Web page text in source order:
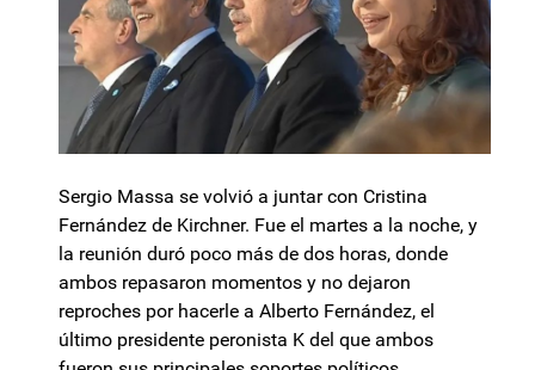
Sergio Massa se volvió a juntar con Cristina
Fernández de Kirchner. Fue el martes a la noche, y
la reunión duró poco más de dos horas, donde
ambos repasaron momentos y no dejaron
reproches por hacerle a Alberto Fernández, el
último presidente peronista K del que ambos